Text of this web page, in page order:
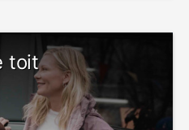
toit